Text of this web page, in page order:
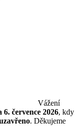
hřiště
Vážení
6. července 2026, kdy
. Děkujeme